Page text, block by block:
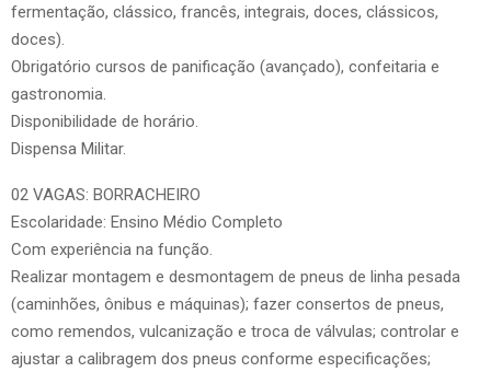
fermentação, clássico, francês, integrais, doces, clássicos,
doces).
Obrigatório cursos de panificação (avançado), confeitaria e
gastronomia.
Disponibilidade de horário.
Dispensa Militar.
02 VAGAS: BORRACHEIRO
Escolaridade: Ensino Médio Completo
Com experiência na função.
Realizar montagem e desmontagem de pneus de linha pesada
(caminhões, ônibus e máquinas); fazer consertos de pneus,
como remendos, vulcanização e troca de válvulas; controlar e
ajustar a calibragem dos pneus conforme especificações;